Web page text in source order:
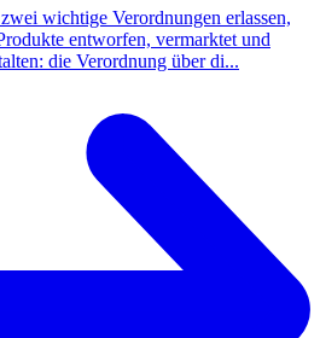
wichtige Verordnungen erlassen,
entworfen, vermarktet und
die Verordnung über di...